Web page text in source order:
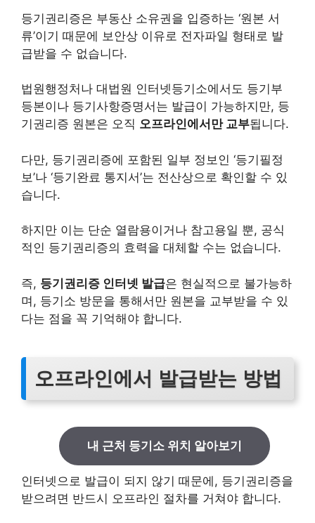
등기권리증은 부동산 소유권을 입증하는 ‘원본 서
류’이기 때문에 보안상 이유로 전자파일 형태로 발
급받을 수 없습니다.
법원행정처나 대법원 인터넷등기소에서도 등기부
등본이나 등기사항증명서는 발급이 가능하지만, 등
기권리증 원본은 오직 오프라인에서만 교부됩니다.
다만, 등기권리증에 포함된 일부 정보인 ‘등기필정
보’나 ‘등기완료 통지서’는 전산상으로 확인할 수 있
습니다.
하지만 이는 단순 열람용이거나 참고용일 뿐, 공식
적인 등기권리증의 효력을 대체할 수는 없습니다.
즉, 등기권리증 인터넷 발급은 현실적으로 불가능하
며, 등기소 방문을 통해서만 원본을 교부받을 수 있
다는 점을 꼭 기억해야 합니다.
오프라인에서 발급받는 방법
내 근처 등기소 위치 알아보기
인터넷으로 발급이 되지 않기 때문에, 등기권리증을
받으려면 반드시 오프라인 절차를 거쳐야 합니다.